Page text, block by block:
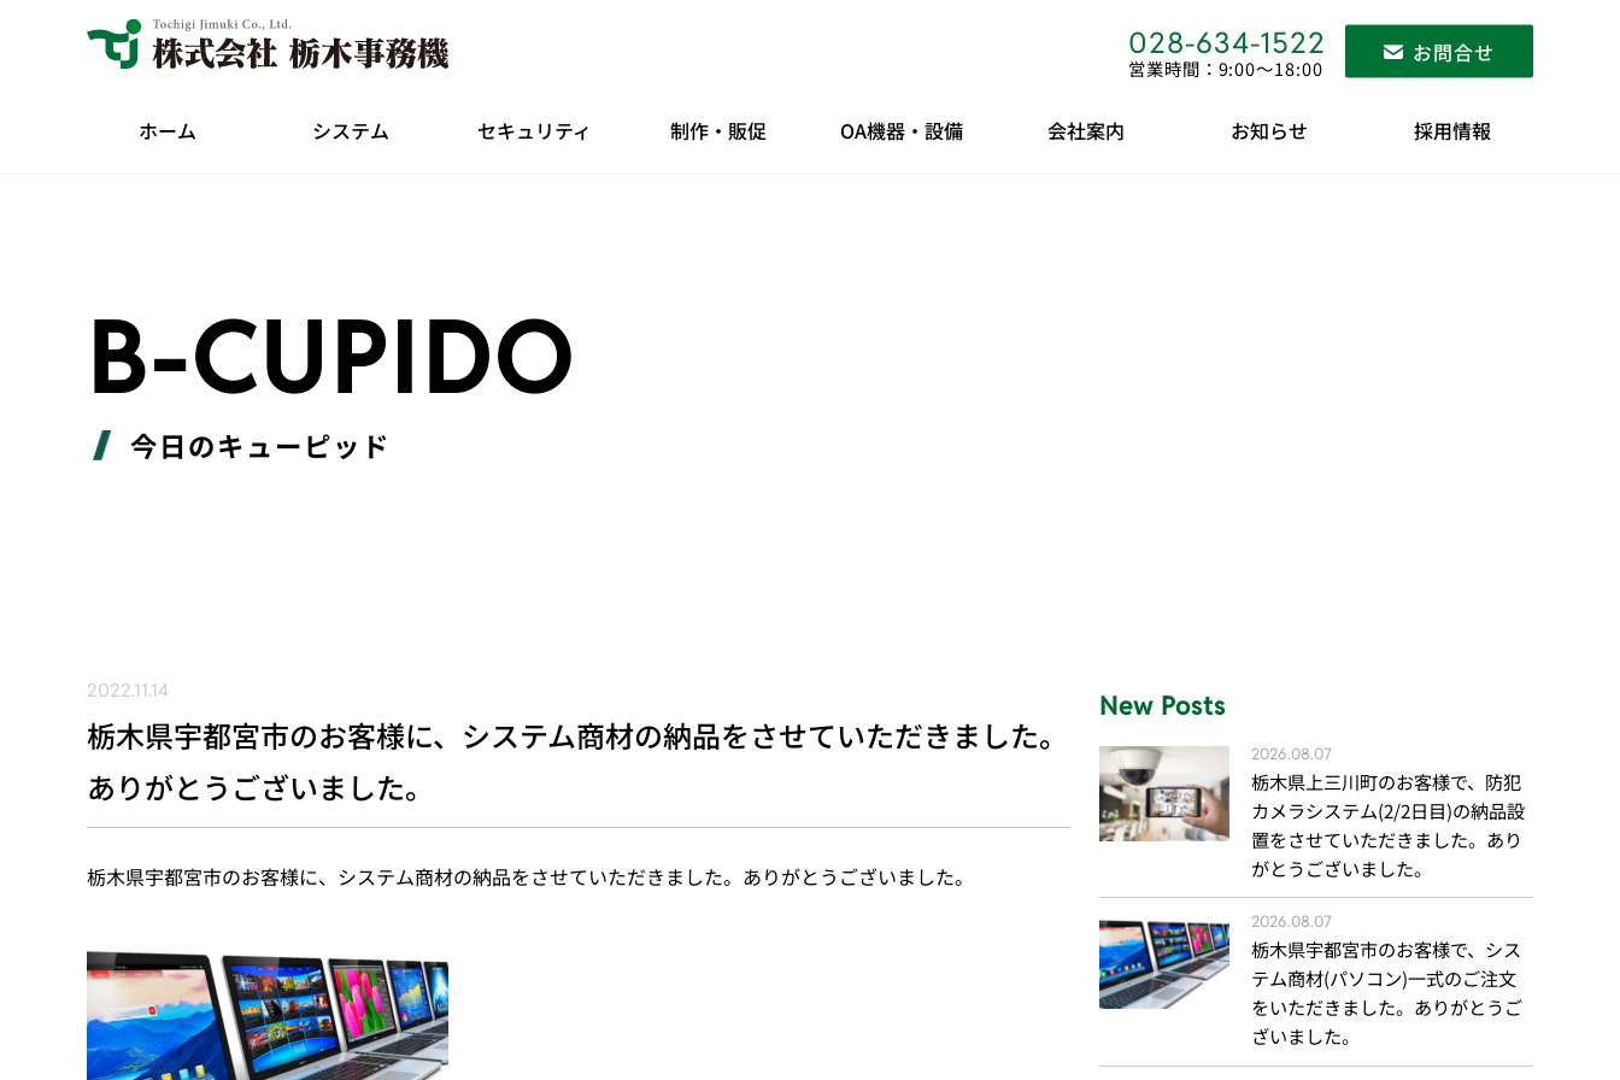
028-634-1522
営業時間：9:00〜18:00
お問合せ
ホーム システム セキュリティ 制作・販促 OA機器・設備 会社案内 お知らせ 採用情報
B-CUPIDO
今日のキューピッド
2022.11.14
栃木県宇都宮市のお客様に、システム商材の納品をさせていただきました。
ありがとうございました。
栃木県宇都宮市のお客様に、システム商材の納品をさせていただきました。ありがとうございました。
New Posts
2026.08.07
栃木県上三川町のお客様で、防犯
カメラシステム(2/2日目)の納品設
置をさせていただきました。あり
がとうございました。
2026.08.07
栃木県宇都宮市のお客様で、シス
テム商材(パソコン)一式のご注文
をいただきました。ありがとうご
ざいました。